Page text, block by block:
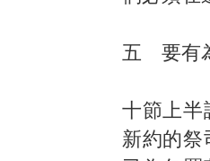
五 要有
十節上半
新約的祭